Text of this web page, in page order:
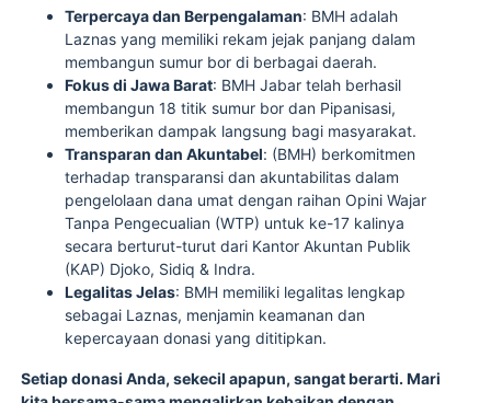
Terpercaya dan Berpengalaman: BMH adalah
Laznas yang memiliki rekam jejak panjang dalam
membangun sumur bor di berbagai daerah.
Fokus di Jawa Barat: BMH Jabar telah berhasil
membangun 18 titik sumur bor dan Pipanisasi,
memberikan dampak langsung bagi masyarakat.
Transparan dan Akuntabel: (BMH) berkomitmen
terhadap transparansi dan akuntabilitas dalam
pengelolaan dana umat dengan raihan Opini Wajar
Tanpa Pengecualian (WTP) untuk ke-17 kalinya
secara berturut-turut dari Kantor Akuntan Publik
(KAP) Djoko, Sidiq & Indra.
Legalitas Jelas: BMH memiliki legalitas lengkap
sebagai Laznas, menjamin keamanan dan
kepercayaan donasi yang dititipkan.
Setiap donasi Anda, sekecil apapun, sangat berarti. Mari